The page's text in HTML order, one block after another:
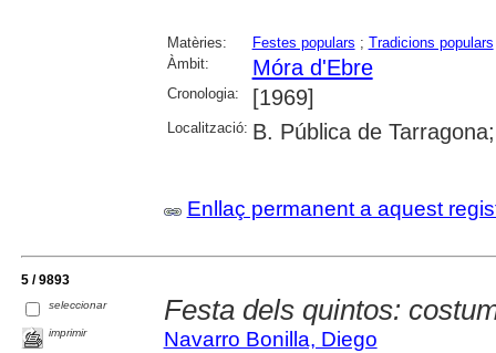
Matèries: Festes populars ; Tradicions populars
Àmbit:
Móra d'Ebre
Cronologia: [1969]
Localització: B. Pública de
Enllaç permanent a aquest
5 / 9893
seleccionar
imprimir
Festa dels quintos:
Navarro Bonilla, Diego